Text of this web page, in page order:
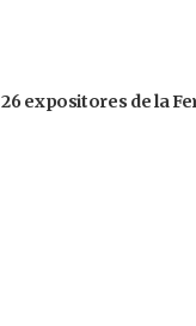
26 expositores de la